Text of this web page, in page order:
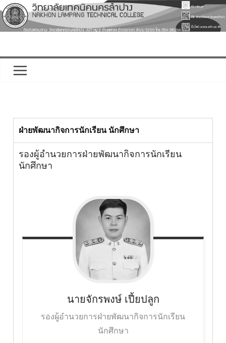
ฝ่ายพัฒนากิจการนักเรียน นักศึกษา
รองผู้อำนวยการฝ่ายพัฒนากิจการนักเรียน
นักศึกษา
นายจักรพงษ์ เปี้ยปลูก
รองผู้อำนวยการฝ่ายพัฒนากิจการนักเรียน
นักศึกษา